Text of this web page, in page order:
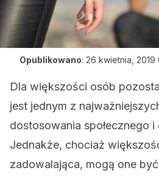
Opublikowano: 26 kwietnia, 2019
Dla większości osób
jest jednym z
dostosowania społecznego
Jednakże, chociaż
zadowalająca, mogą one